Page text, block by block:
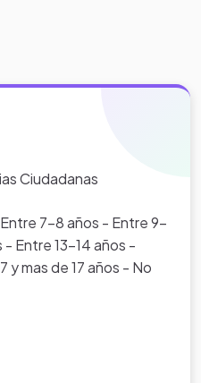
Ciudadanas
7-8 años - Entre 9-
- Entre 13-14 años -
y mas de 17 años - No